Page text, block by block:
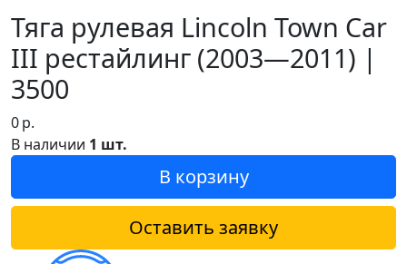
Тяга рулевая Lincoln Town Car
III рестайлинг (2003—2011) |
3500
0р.
В наличии 1 шт.
В корзину
Оставить заявку